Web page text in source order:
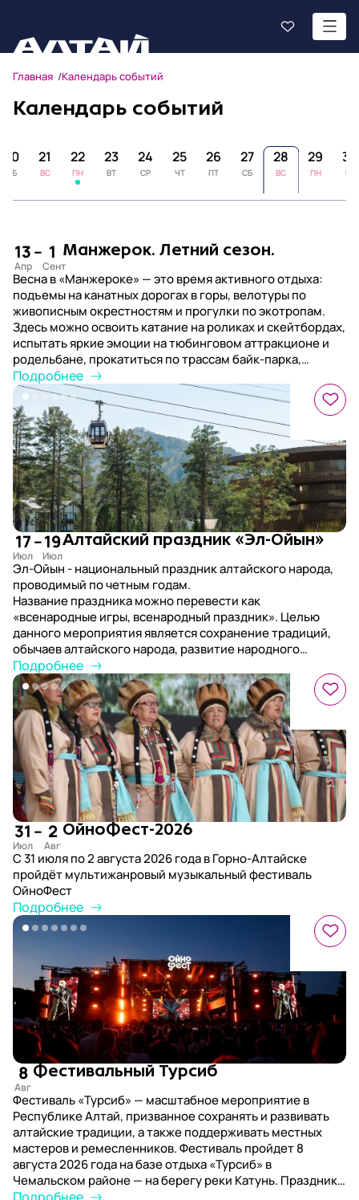
Главная Календарь событий
Календарь событий
20
СБ
21
ВС
22
ПН
23
ВТ
24
СР
25
ЧТ
26
ПТ
27
СБ
28
ВС
29
ПН
30
ВТ
13– 1 Манжерок. Летний сезон.
Весна в «Манжероке» — это время активного отдыха:
подъемы на канатных дорогах в горы, велотуры по
живописным окрестностям и прогулки по экотропам.
Здесь можно освоить катание на роликах и скейтбордах,
испытать яркие эмоции на тюбинговом аттракционе и
родельбане, прокатиться по трассам байк-парка,
попробовать полеты на парапланах и поездки на
квадроциклах, а также побывать на экскурсиях к самым
живописным уголкам региона и к цветущему
маральнику.
Подробнее
17–19Алтайский праздник «Эл-Ойын»
Эл-Ойын - национальный праздник алтайского народа,
проводимый по четным годам.
Название праздника можно перевести как
«всенародные игры, всенародный праздник». Целью
данного мероприятия является сохранение традиций,
обычаев алтайского народа, развитие народного
творчества, взаимообогащение культур народов.
Подробнее
31 – 2 ОйноФест-2026
С 31 июля по 2 августа 2026 года в Горно-Алтайске
пройдёт мультижанровый музыкальный фестиваль
ОйноФест
Подробнее
8 Фестивальный Турсиб
Фестиваль «Турсиб» — масштабное мероприятие в
Республике Алтай, призванное сохранять и развивать
алтайские традиции, а также поддерживать местных
мастеров и ремесленников. Фестиваль пройдет 8
августа 2026 года на базе отдыха «Турсиб» в
Чемальском районе — на берегу реки Катунь. Праздник
будет проходить под открытым небом на большой